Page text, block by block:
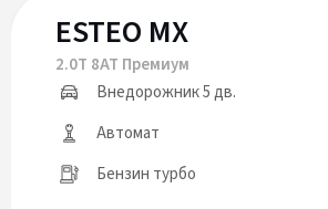
ESTEO MX
2.0T 8AT Премиум
Внедорожник 5 дв.
Автомат
Бензин турбо